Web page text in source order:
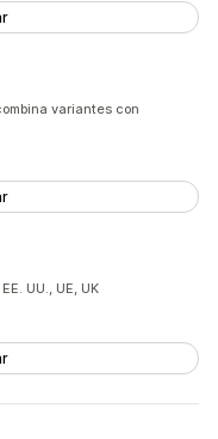
variantes con
UU., UE, UK